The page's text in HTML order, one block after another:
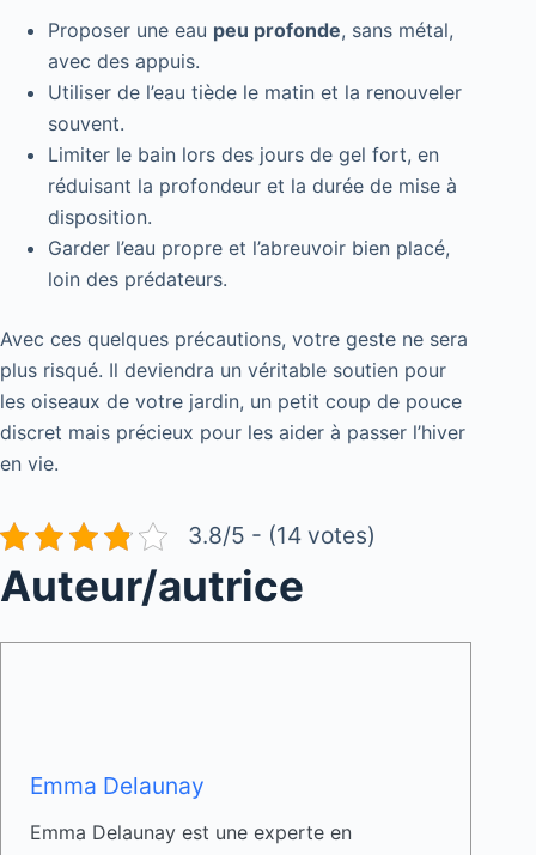
Proposer une eau peu profonde, sans métal,
avec des appuis.
Utiliser de l’eau tiède le matin et la renouveler
souvent.
Limiter le bain lors des jours de gel fort, en
réduisant la profondeur et la durée de mise à
disposition.
Garder l’eau propre et l’abreuvoir bien placé,
loin des prédateurs.
Avec ces quelques précautions, votre geste ne sera
plus risqué. Il deviendra un véritable soutien pour
les oiseaux de votre jardin, un petit coup de pouce
discret mais précieux pour les aider à passer l’hiver
en vie.
3.8/5 - (14 votes)
Auteur/autrice
Emma Delaunay
Emma Delaunay est une experte en